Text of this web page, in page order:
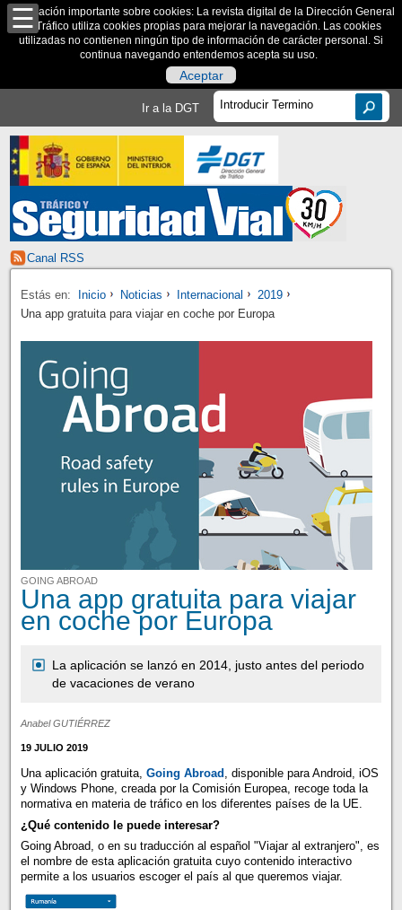
Información importante sobre cookies: La revista digital de la Dirección General
de Tráfico utiliza cookies propias para mejorar la navegación. Las cookies
utilizadas no contienen ningún tipo de información de carácter personal. Si
continua navegando entendemos acepta su uso.
Aceptar
Ir a la DGT
Canal RSS
Estás en: Inicio Noticias Internacional
2019
Una app gratuita para viajar en coche por Europa
GOING ABROAD
Una app gratuita para viajar
en coche por Europa
La aplicación se lanzó en 2014, justo antes del periodo
de vacaciones de verano
Anabel GUTIÉRREZ
19 JULIO 2019
Una aplicación gratuita, Going Abroad , disponible para Android, iOS
y Windows Phone, creada por la Comisión Europea, recoge toda la
normativa en materia de tráfico en los diferentes países de la UE.
¿Qué contenido le puede interesar?
Going Abroad, o en su traducción al español "Viajar al extranjero", es
el nombre de esta aplicación gratuita cuyo contenido interactivo
permite a los usuarios escoger el país al que queremos viajar.